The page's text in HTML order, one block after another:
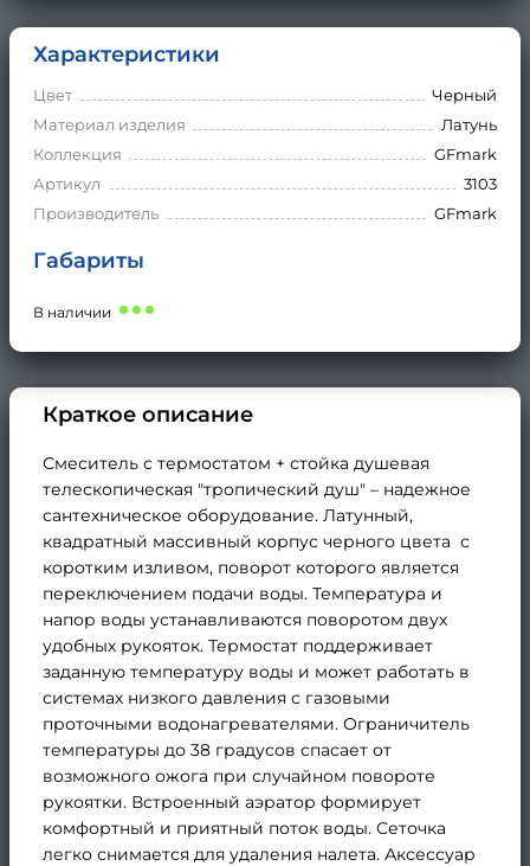
Характеристики
Цвет
Черный
Материал изделия
Латунь
Коллекция
GFmark
Артикул
3103
Производитель
GFmark
Габариты
В наличии
Краткое описание
Смеситель с термостатом + стойка душевая
телескопическая "тропический душ" – надежное
сантехническое оборудование. Латунный,
квадратный массивный корпус черного цвета с
коротким изливом, поворот которого является
переключением подачи воды. Температура и
напор воды устанавливаются поворотом двух
удобных рукояток. Термостат поддерживает
заданную температуру воды и может работать в
системах низкого давления с газовыми
проточными водонагревателями. Ограничитель
температуры до 38 градусов спасает от
возможного ожога при случайном повороте
рукоятки. Встроенный аэратор формирует
комфортный и приятный поток воды. Сеточка
легко снимается для удаления налета. Аксессуар